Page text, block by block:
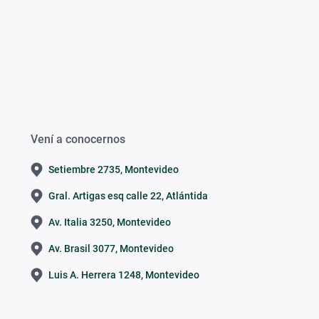
Vení a conocernos
Setiembre 2735, Montevideo
Gral. Artigas esq calle 22, Atlántida
Av. Italia 3250, Montevideo
Av. Brasil 3077, Montevideo
Luis A. Herrera 1248, Montevideo